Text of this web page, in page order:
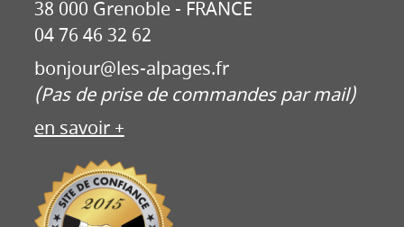
38 000 Grenoble - FRANCE
04 76 46 32 62
bonjour@les-alpages.fr
(Pas de prise de commandes par mail)
en savoir +